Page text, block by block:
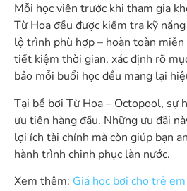
Mỗi học viên trước khi tham gia
Từ Hoa đều được kiểm tra kỹ
lộ trình phù hợp – hoàn toàn
tiết kiệm thời gian, xác định rõ
bảo mỗi buổi học đều mang lại
Tại bể bơi Từ Hoa – Octopool, sự
ưu tiên hàng đầu. Những ưu đãi
lợi ích tài chính mà còn giúp bạn
hành trình chinh phục làn nước.
Xem thêm: Giá học bơi cho trẻ